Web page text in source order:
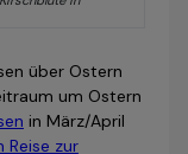
über Ostern
um Ostern
in März/April
Reise zur